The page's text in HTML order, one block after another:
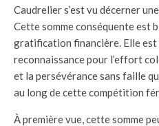
Caudrelier s’est vu décerner
Cette somme conséquente est
gratification financière. Elle est
reconnaissance pour l’effort
et la persévérance sans faille
au long de cette compétition
À première vue, cette somme